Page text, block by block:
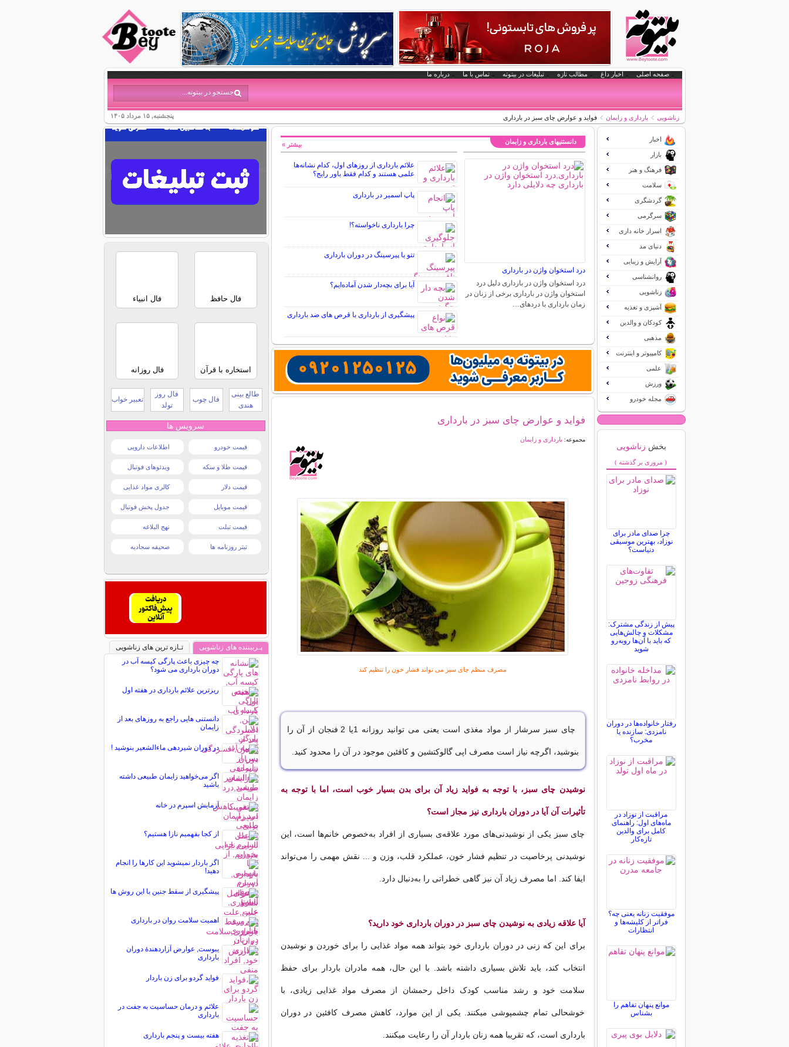
صفحه اصلی اخبار داغ مطالب تازه تبلیغات در بیتوته تماس با ما درباره ما
پنجشنبه, ۱۵ مرداد ۱۴۰۵ زناشویی بارداری و زایمان فواید و عوارض چای سبز در بارداری
دانستنیهای بارداری و زایمان
درد استخوان واژن در بارداری
درد استخوان واژن در بارداری دلیل درد
استخوان واژن در بارداری برخی از زنان در
زمان بارداری با دردهای…
علائم بارداری از روزهای اول، کدام نشانه‌ها
علمی هستند و کدام فقط باور رایج؟
پاپ اسمیر در بارداری
چرا بارداری ناخواسته؟!
تتو یا پیرسینگ در دوران بارداری
آیا برای بچه‌دار شدن آماده‌ایم؟
پیشگیری از بارداری با قرص های ضد بارداری
بیشتر »
فواید و عوارض چای سبز در بارداری
مجموعه: بارداری و زایمان
مصرف منظم چای سبز می تواند فشار خون را تنظیم کند
چای سبز سرشار از مواد مغذی است یعنی می توانید روزانه 1یا 2 فنجان از آن را
بنوشید، اگرچه نیاز است مصرف اپی گالوکتشین و کافئین موجود در آن را محدود کنید.
نوشیدن چای سبز، با توجه به فواید زیاد آن برای بدن بسیار خوب است، اما با توجه به
تأثیرات آن آیا در دوران بارداری نیز مجاز است؟
چای سبز یکی از نوشیدنی‌های مورد علاقه‌ی بسیاری از افراد به‌خصوص خانم‌ها است، این
نوشیدنی پر‌خاصیت در تنظیم فشار خون، عملکرد قلب، وزن و ... نقش مهمی را می‌تواند
ایفا کند. اما مصرف زیاد آن نیز گاهی خطراتی را به‌دنبال دارد.
آیا علاقه زیادی به نوشیدن چای سبز در دوران بارداری خود دارید؟
برای این که زنی در دوران بارداری خود بتواند همه مواد غذایی را برای خوردن و نوشیدن
انتخاب کند، باید تلاش بسیاری داشته باشد. با این حال، همه مادران باردار برای حفظ
سلامت خود و رشد مناسب کودک داخل رحمشان از مصرف مواد غذایی زیادی، با
خوشحالی تمام چشم­پوشی می­کنند. یکی از این موارد، کاهش مصرف کافئین در دوران
بارداری است، که تقریبا همه زنان باردار آن را رعایت می­کنند.
اخبار
بازار
فرهنگ و هنر
سلامت
گردشگری
سرگرمی
اسرار خانه داری
دنیای مد
آرایش و زیبایی
روانشناسی
زناشویی
آشپزی و تغذیه
کودکان و والدین
مذهبی
کامپیوتر و اینترنت
علمی
ورزش
مجله خودرو
بخش زناشویی
( مروری بر گذشته )
چرا صدای مادر برای
نوزاد، بهترین موسیقی
دنیاست؟
پیش از زندگی مشترک:
مشکلات و چالش‌هایی
که باید با آن‌ها روبه‌رو
شوید
رفتار خانواده‌ها در دوران
نامزدی: سازنده یا
مخرب؟
مراقبت از نوزاد در
ماه‌های اول: راهنمای
کامل برای والدین
تازه‌کار
موفقیت زنانه یعنی چه؟
فراتر از کلیشه‌ها و
انتظارات
موانع پنهان تفاهم را
بشناس
فال حافظ فال انبیاء
استخاره با قرآن فال روزانه
طالع بینی
هندی
فال چوب
فال روز
تولد
تعبیر خواب
سرویس ها
قیمت خودرو اطلاعات دارویی
قیمت طلا و سکه ویدئوهای فوتبال
قیمت دلار کالری مواد غذایی
قیمت موبایل جدول پخش فوتبال
قیمت تبلت نهج البلاغه
تیتر روزنامه ها صحیفه سجادیه
پـربیننده های زناشویی
تـازه ترین های زناشویی
چه چیزی باعث پارگی کیسه آب در
دوران بارداری می شود؟
ریزترین علائم بارداری در هفته اول
دانستنی هایی راجع به روزهای بعد از
زایمان
در دوران شیردهی ماءالشعیر بنوشید !
اگر می‌خواهید زایمان طبیعی داشته
باشید
آزمایش اسپرم در خانه
از کجا بفهمیم نازا هستیم؟
اگر باردار نمیشوید این کارها را انجام
دهید!
پیشگیری از سقط جنین با این روش ها
اهمیت سلامت روان در بارداری
یبوست, عوارض آزاردهندۀ دوران
بارداری
فواید گردو برای زن باردار
علائم و درمان حساسیت به جفت در
بارداری
هفته بیست و پنجم بارداری